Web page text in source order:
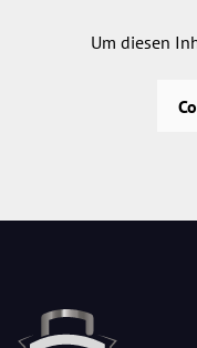
Um diesen